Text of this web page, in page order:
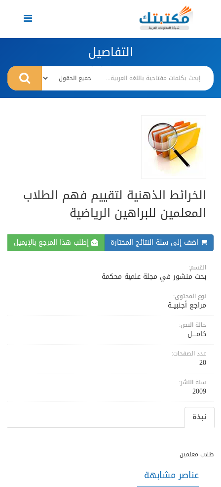
Toggle
navigation
التفاصيل
الخرائط الذهنية لتقييم فهم الطلاب
المعلمين للبراهين الرياضية
اضف إلى سلة النتائج المختارة إطلب هذا المرجع بالإيميل
القسم:
بحث منشور في مجلة علمية محكمة
نوع المحتوى:
مراجع أجنبيــة
حالة النص:
كامــــل
عدد الصفحات:
20
سنة النشر:
2009
نبذة
طلاب معلمين
عناصر مشابهة